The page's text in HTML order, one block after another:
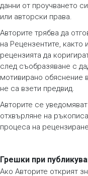
данни от проучването
или авторски права.
Авторите трябва да
на Рецензентите, както
рецензията да
след съобразяване с
мотивирано
не са взети предвид.
Авторите се
отхвърляне на
процеса на
Грешки при
Ако Авторите открият